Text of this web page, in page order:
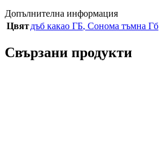
Допълнителна информация
Цвятдъб какао ГБ, Сонома тъмна Гб
Свързани продукти